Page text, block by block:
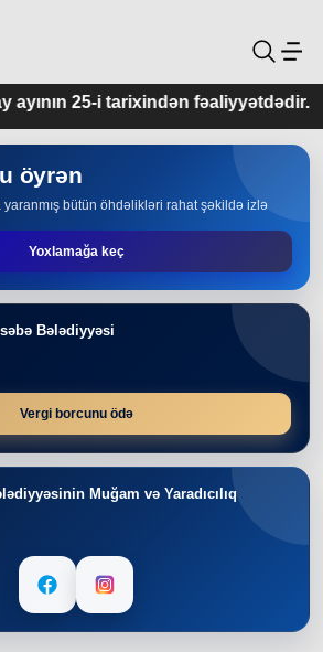
fəaliyyətdədir.
öyrən
yaranmış bütün öhdəlikləri rahat şəkildə izlə
Yoxlamağa keç
Bələdiyyəsi
Vergi borcunu ödə
Muğam və Yaradıcılıq